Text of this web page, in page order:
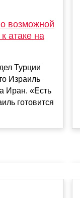
возможной
атаке на
Турции
Израиль
Иран. «Есть
готовится